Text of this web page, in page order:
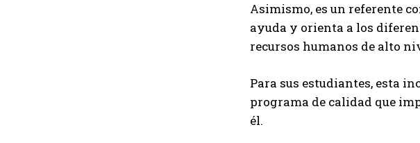
Asimismo, es un referente
ayuda y orienta a los
recursos humanos de alto
Para sus estudiantes, esta
programa de calidad que
él.